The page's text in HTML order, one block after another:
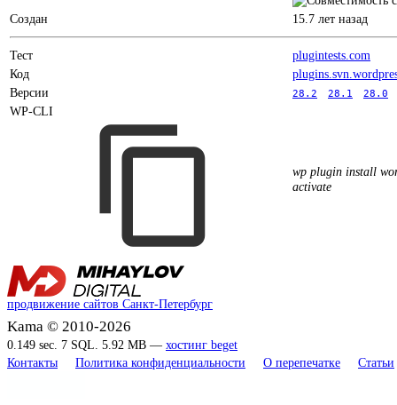
Создан 15.7 лет назад
Тест
plugintests.com
Код
Версии
28.2 28.1 28.0
WP-CLI
wp plugin install
activate
продвижение сайтов Санкт-Петербург
Kama © 2010-2026
0.149 sec. 7 SQL. 5.92 MB — хостинг beget
Контакты
Политика конфиденциальности О перепечатке Статьи